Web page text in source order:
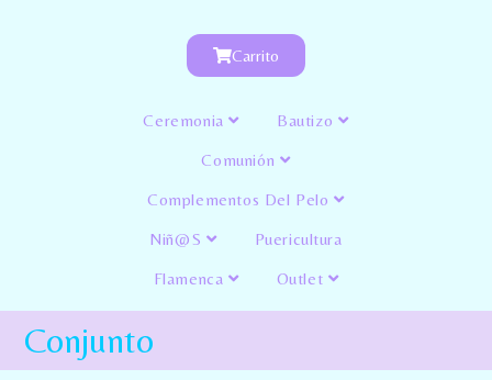
Carrito
Ceremonia Bautizo
Comunión
Complementos Del Pelo
Niñ@s Puericultura
Flamenca Outlet
Conjunto